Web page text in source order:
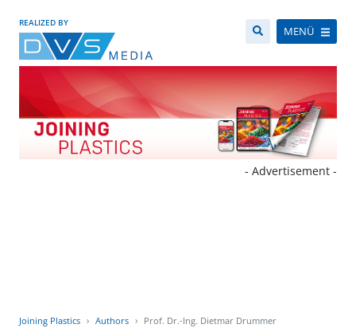
REALIZED BY
MENÜ
- Advertisement -
Joining Plastics Authors Prof. Dr.-Ing. Dietmar Drummer